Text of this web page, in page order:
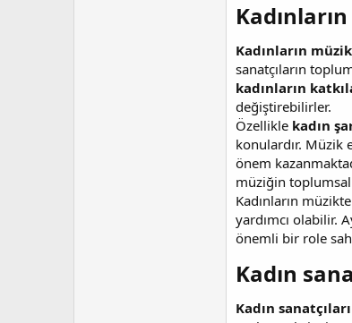
Kadınların
sanatçıların
kadınların
değiştirebilirler.
Özellikle kadın
konulardır. Müzik
önem
müziğin toplumsal
Kadınların
yardımcı olabilir.
önemli bir role
Kadın
Kadın